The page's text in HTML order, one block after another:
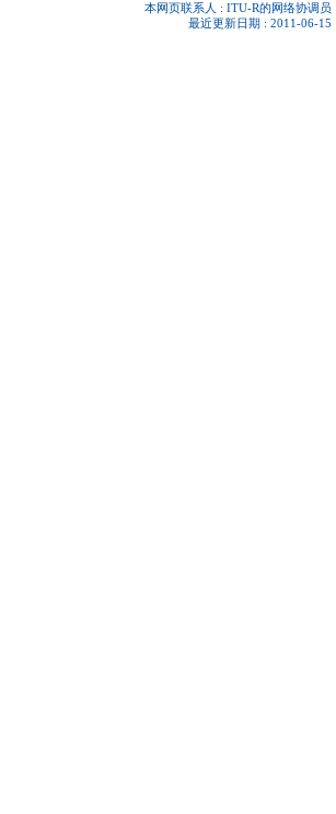
本网页联系人 : ITU-R的网络协调员
最近更新日期 : 2011-06-15